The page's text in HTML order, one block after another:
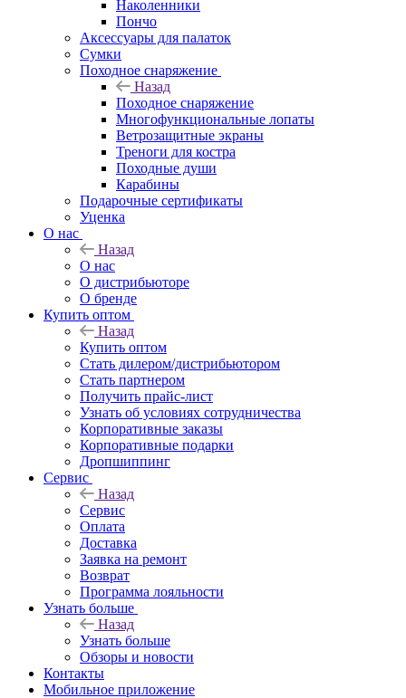
Наколенники
Пончо
Аксессуары для палаток
Сумки
Походное снаряжение
Назад
Походное снаряжение
Многофункциональные лопаты
Ветрозащитные экраны
Треноги для костра
Походные души
Карабины
Подарочные сертификаты
Уценка
О нас
Назад
О нас
О дистрибьюторе
О бренде
Купить оптом
Назад
Купить оптом
Стать дилером/дистрибьютором
Стать партнером
Получить прайс-лист
Узнать об условиях сотрудничества
Корпоративные заказы
Корпоративные подарки
Дропшиппинг
Сервис
Назад
Сервис
Оплата
Доставка
Заявка на ремонт
Возврат
Программа лояльности
Узнать больше
Назад
Узнать больше
Обзоры и новости
Контакты
Мобильное приложение